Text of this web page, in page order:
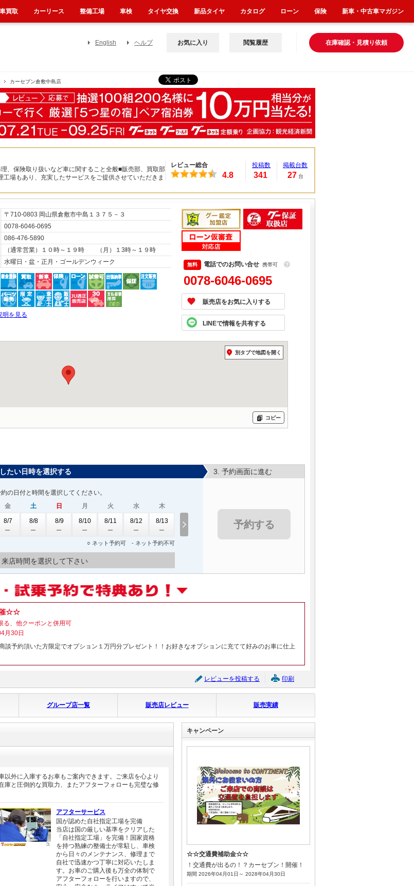
English ヘルプ 在庫確認・見積り依頼
お気に入り 閲覧履歴
カーセブン倉敷中島店
、保険取り扱いなど車に関すること全般■販売部、買取部
場もあり、充実したサービスをご提供させていただきま
レビュー総合
4.8
投稿数
341
掲載台数
27 台
〒710-0803 岡山県倉敷市中島１３７５－３
0078-6046-0695
086-476-5890
（通常営業）１０時～１９時 （月）１3時～１９時
水曜日・盆・正月・ゴールデンウィーク
明を見る
電話でのお問い合せ 携帯可 ？
0078-6046-0695
販売店をお気に入りする
LINEで情報を共有する
別タブで地図を開く
コピー
たい日時を選択する
の日付と時間を選択してください。
金
8/7
土
8/8
日
8/9
月
8/10
火
8/11
水
8/12
木
8/13
○ ネット予約可 - ネット予約不可
来店時間を選択して下さい
3. 予約画面に進む
予約する
催☆☆
る、他クーポンと併用可
月30日
予約頂いた方限定でオプション１万円分プレゼント！！お好きなオプションに充てて好みのお車に仕上
レビューを投稿する 印刷
グループ店一覧 販売店レビュー 販売実績
外に入庫するお車もご案内できます。ご来店を心より
庫と圧倒的な買取力、またアフターフォローも完璧な修
アフターサービス
国が認めた自社指定工場を完備
当店は国の厳しい基準をクリアした
「自社指定工場」を完備！国家資格
を持つ熟練の整備士が常駐し、車検
から日々のメンテナンス、修理まで
自社で迅速かつ丁寧に対応いたしま
す。お車のご購入後も万全の体制で
アフターフォローを行いますので、
キャンペーン
☆☆交通費補助金☆☆
！交通費が出るの！？カーセブン！開催！
期間 2026年04月01日～ 2028年04月30日
207.7万円
車両本体価格 197.7
支払総額
(税込)
(リ済込)
127.7万円
車両本体価格
(税込)
119.3万円
ダイハツ ムーヴ Ｌ Ｓ
Ａ
(税込)
グークーポン
支払総額
(リ済込)
277.4 万円
車両本体価格
(税込)
266
グークーポン
マツダ ＣＸ－３０ ２０
ィション
支払総額
(税込)
(リ済込)
289.4
ホンダ Ｎ－ＢＯＸ Ｇ
支払総額 117.7万円
グークーポン
車
支払総額
(リ済込)
237.4 万円
車両本体価格
(税込)
226.3
ホンダ Ｎ－ＷＧＮカス
(リ済込)
ーボリミテッドＳＡＩＩ
(税込)
129.7 万円
車両本体価格 124.8万円
日産 デイズ Ｘ
(リ済込)
車両本体価格
(税込)
43.9万円
グークーポン
ダイハツ タント カスタ
ムＸ
車両本体価格
(税込)
グークーポン
車買取 カーリース 整備工場 車検 タイヤ交換 新品タイヤ カタログ ローン 保険 新車・中古車マガジン